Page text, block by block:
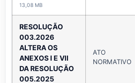
13,08 MB
RESOLUÇÃO
003.2026
ALTERA OS
ANEXOS I E VII
DA RESOLUÇÃO
005.2025
ATO
NORMATIVO